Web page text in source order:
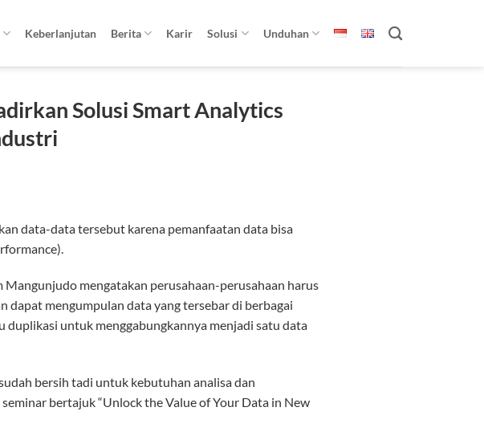
Keberlanjutan Berita Karir Solusi Unduhan
Solusi Smart Analytics
data-data tersebut karena pemanfaatan data bisa
Mangunjudo mengatakan perusahaan-perusahaan harus
dapat mengumpulan data yang tersebar di berbagai
untuk menggabungkannya menjadi satu data
bersih tadi untuk kebutuhan analisa dan
bertajuk “Unlock the Value of Your Data in New